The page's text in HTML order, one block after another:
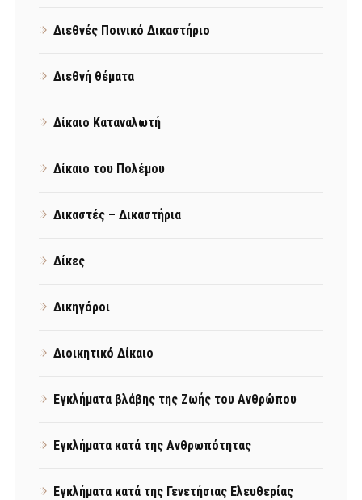
Διεθνές Ποινικό Δικαστήριο
Διεθνή θέματα
Δίκαιο Καταναλωτή
Δίκαιο του Πολέμου
Δικαστές – Δικαστήρια
Δίκες
Δικηγόροι
Διοικητικό Δίκαιο
Εγκλήματα βλάβης της Ζωής του Ανθρώπου
Εγκλήματα κατά της Ανθρωπότητας
Εγκλήματα κατά της Γενετήσιας Ελευθερίας